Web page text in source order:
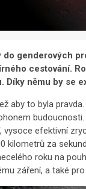
genderových
cestování.
Díky němu by se
aby to byla pravda.
vysoce efektivní
kilometrů za
roku na
záření, a také